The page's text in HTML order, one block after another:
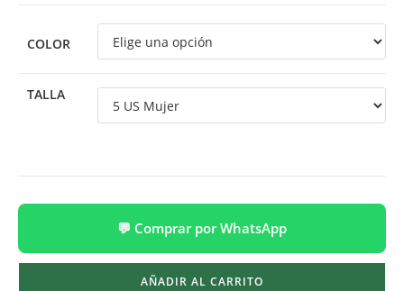
COLOR
TALLA
💬 Comprar por WhatsApp
AÑADIR AL CARRITO